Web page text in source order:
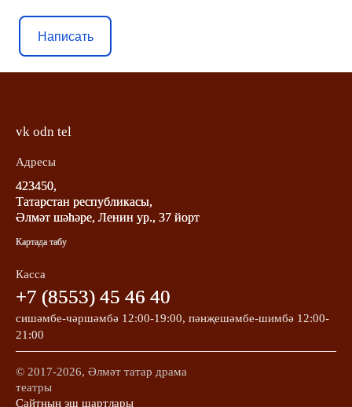
Написать
vk odn tel
Адресы
423450,
Татарстан республикасы,
Әлмәт шәһәре, Ленин ур., 37 йорт
Картада табу
Касса
+7 (8553) 45 46 40
сишәмбе-чәршәмбә 12:00-19:00, пәнҗешәмбе-шимбә 12:00-
21:00
© 2017-2026, Әлмәт татар драма
театры
Сайтның эш шартлары